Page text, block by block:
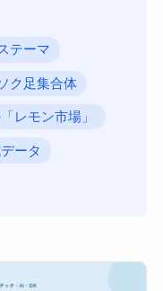
テーマ
ク足集合体
レモン市場」
ータ